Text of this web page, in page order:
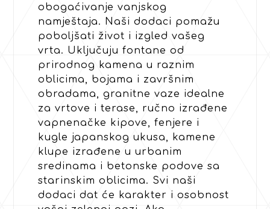
obogaćivanje vanjskog
namještaja. Naši dodaci pomažu
poboljšati život i izgled vašeg
vrta. Uključuju fontane od
prirodnog kamena u raznim
oblicima, bojama i završnim
obradama, granitne vaze idealne
za vrtove i terase, ručno izrađene
vapnenačke kipove, fenjere i
kugle japanskog ukusa, kamene
klupe izrađene u urbanim
sredinama i betonske podove sa
starinskim oblicima. Svi naši
dodaci dat će karakter i osobnost